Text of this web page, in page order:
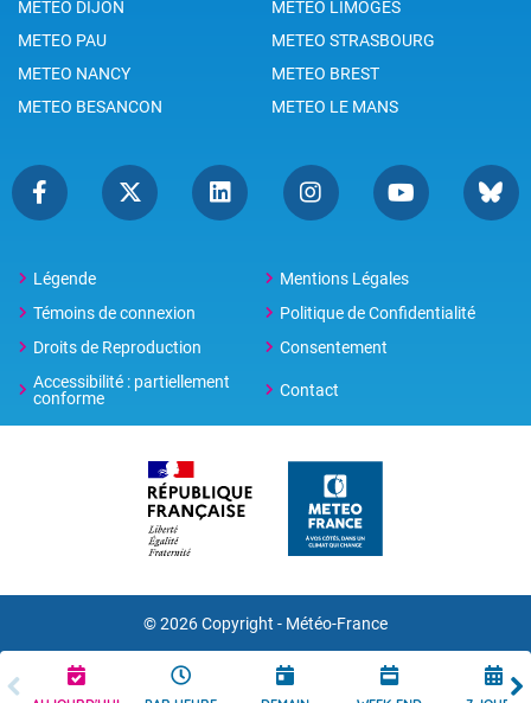
METEO DIJON
METEO LIMOGES
METEO PAU
METEO STRASBOURG
METEO NANCY
METEO BREST
METEO BESANCON
METEO LE MANS
Légende
Mentions Légales
Témoins de connexion
Politique de Confidentialité
Droits de Reproduction
Consentement
Accessibilité : partiellement
conforme
Contact
© 2026 Copyright - Météo-France